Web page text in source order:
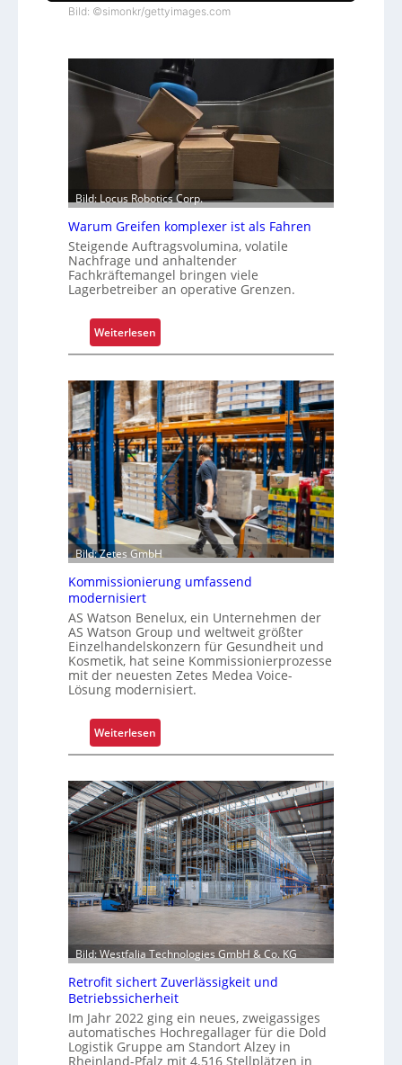
Bild: ©simonkr/gettyimages.com
Bild: Locus Robotics Corp.
Warum Greifen komplexer ist als Fahren
Steigende Auftragsvolumina, volatile
Nachfrage und anhaltender
Fachkräftemangel bringen viele
Lagerbetreiber an operative Grenzen.
Weiterlesen
W
r
u
m
G
r
e
i
f
n
k
m
p
l
e
x
i
t
a
l
s
F
a
h
r
n
Bild: Zetes GmbH
Kommissionierung umfassend
modernisiert
AS Watson Benelux, ein Unternehmen der
AS Watson Group und weltweit größter
Einzelhandelskonzern für Gesundheit und
Kosmetik, hat seine Kommissionierprozesse
mit der neuesten Zetes Medea Voice-
Lösung modernisiert.
Weiterlesen
K
m
m
i
s
s
i
o
e
r
u
n
g
u
Bild: Westfalia Technologies GmbH & Co. KG
Retrofit sichert Zuverlässigkeit und
Betriebssicherheit
Im Jahr 2022 ging ein neues, zweigassiges
automatisches Hochregallager für die Dold
Logistik Gruppe am Standort Alzey in
Rheinland-Pfalz mit 4.516 Stellplätzen in